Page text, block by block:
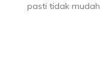
pasti tidak mudah